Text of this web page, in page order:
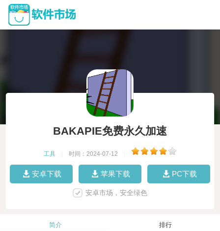
BAKAPIE免费永久加速
工具 时间：2024-07-12
安卓下载 苹果下载 PC下载
安卓市场，安全绿色
简介 排行